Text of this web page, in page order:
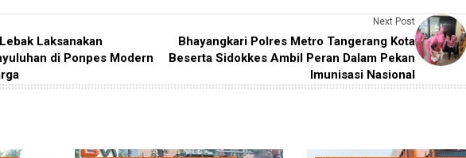
Laksanakan
di Ponpes Modern
Next Post
Bhayangkari Polres Metro Tangerang Kota
Beserta Sidokkes Ambil Peran Dalam Pekan
Imunisasi Nasional